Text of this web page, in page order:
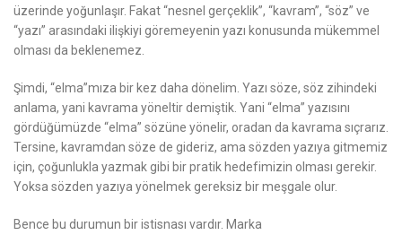
üzerinde yoğunlaşır. Fakat “nesnel gerçeklik”, “kavram”, “söz” ve
“yazı” arasındaki ilişkiyi göremeyenin yazı konusunda mükemmel
olması da beklenemez.
Şimdi, “elma”mıza bir kez daha dönelim. Yazı söze, söz zihindeki
anlama, yani kavrama yöneltir demiştik. Yani “elma” yazısını
gördüğümüzde “elma” sözüne yönelir, oradan da kavrama sıçrarız.
Tersine, kavramdan söze de gideriz, ama sözden yazıya gitmemiz
için, çoğunlukla yazmak gibi bir pratik hedefimizin olması gerekir.
Yoksa sözden yazıya yönelmek gereksiz bir meşgale olur.
Bence bu durumun bir istisnası vardır. Marka